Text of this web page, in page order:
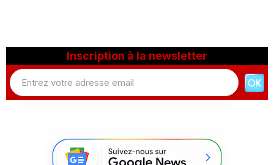
Inscription à la newsletter